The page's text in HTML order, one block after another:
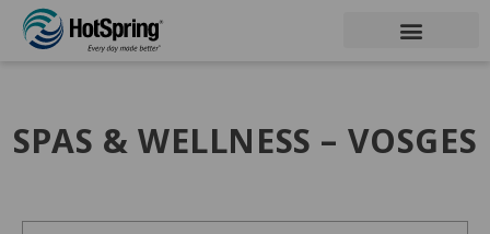
SPAS & WELLNESS – VOSGES